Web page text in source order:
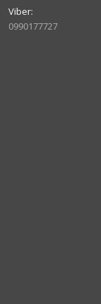
0990177727